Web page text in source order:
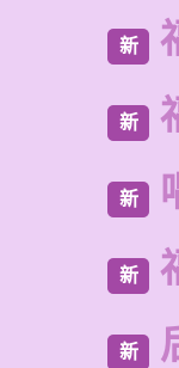
新
新
新
新
新